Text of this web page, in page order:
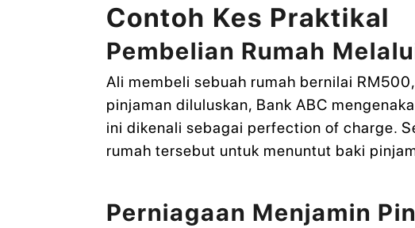
Contoh Kes Praktikal
Pembelian Rumah
Ali membeli sebuah rumah bernilai
pinjaman diluluskan, Bank ABC
ini dikenali sebagai perfection of charge.
rumah tersebut untuk menuntut baki
Perniagaan Menjamin